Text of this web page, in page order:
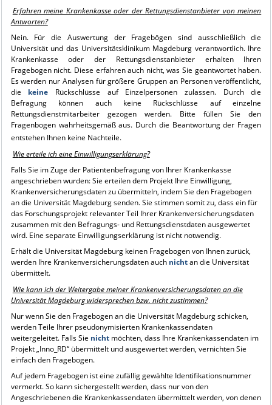
Erfahren meine Krankenkasse oder der Rettungsdienstanbieter von meinen
Antworten?
Nein. Für die Auswertung der Fragebögen sind ausschließlich die
Universität und das Universitätsklinikum Magdeburg verantwortlich. Ihre
Krankenkasse oder der Rettungsdienstanbieter erhalten Ihren
Fragebogen nicht. Diese erfahren auch nicht, was Sie geantwortet haben.
Es werden nur Analysen für größere Gruppen an Personen veröffentlicht,
die keine Rückschlüsse auf Einzelpersonen zulassen. Durch die
Befragung können auch keine Rückschlüsse auf einzelne
Rettungsdienstmitarbeiter gezogen werden. Bitte füllen Sie den
Fragenbogen wahrheitsgemäß aus. Durch die Beantwortung der Fragen
entstehen Ihnen keine Nachteile.
Wie erteile ich eine Einwilligungserklärung?
Falls Sie im Zuge der Patientenbefragung von Ihrer Krankenkasse
angeschrieben wurden: Sie erteilen dem Projekt Ihre Einwilligung,
Krankenversicherungsdaten zu übermitteln, indem Sie den Fragebogen
an die Universität Magdeburg senden. Sie stimmen somit zu, dass ein für
das Forschungsprojekt relevanter Teil Ihrer Krankenversicherungsdaten
zusammen mit den Befragungs- und Rettungsdienstdaten ausgewertet
wird. Eine separate Einwilligungserklärung ist nicht notwendig.
Erhält die Universität Magdeburg keinen Fragebogen von Ihnen zurück,
werden Ihre Krankenversicherungsdaten auch nichtan die Universität
übermittelt.
Wie kann ich der Weitergabe meiner Krankenversicherungsdaten an die
Universität Magdeburg widersprechen bzw. nicht zustimmen?
Nur wenn Sie den Fragebogen an die Universität Magdeburg schicken,
werden Teile Ihrer pseudonymisierten Krankenkassendaten
weitergeleitet. Falls Sie nichtmöchten, dass Ihre Krankenkassendaten im
Projekt „Inno_RD“ übermittelt und ausgewertet werden, vernichten Sie
einfach den Fragebogen.
Auf jedem Fragebogen ist eine zufällig gewählte Identifikationsnummer
vermerkt. So kann sichergestellt werden, dass nur von den
Angeschriebenen die Krankenkassendaten übermittelt werden, von denen